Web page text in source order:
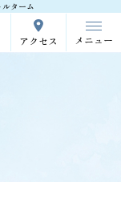
ターム
アクセス メニュー